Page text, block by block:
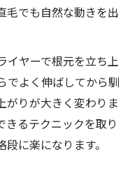
毛でも自然な動きを出
イヤーで根元を立ち上
でよく伸ばしてから馴
がりが大きく変わりま
きるテクニックを取り
に楽になります。